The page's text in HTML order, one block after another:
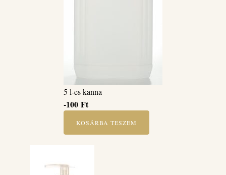
5 l-es kanna
-100 Ft
KOSÁRBA TESZEM